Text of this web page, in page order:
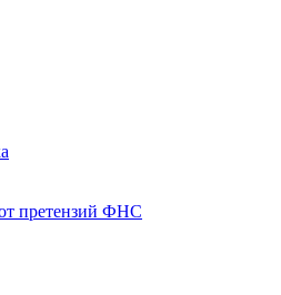
претензий ФНС